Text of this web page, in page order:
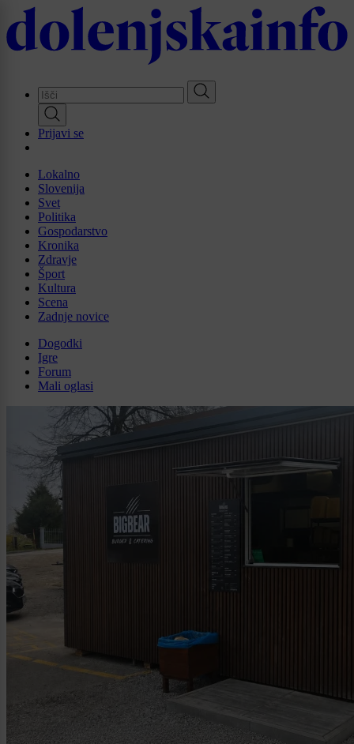
Skip
to
main
Prijavi se
Lokalno
Slovenija
Svet
Politika
Gospodarstvo
Kronika
Zdravje
Šport
Kultura
Scena
Zadnje novice
Dogodki
Igre
Forum
Mali oglasi